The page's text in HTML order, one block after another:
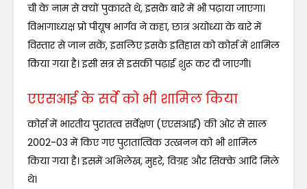
ची के नाम से क्यों पुकारते थे, इसके बारे में भी पढ़ाया जाएगा।
विभागाध्यक्ष प्रो पीयूष भार्गव ने कहा, छात्र अयोध्या के बारे में
विस्तार से जान सकें, इसलिए इसके इतिहास को कोर्स में शामिल
किया गया है। इसी सत्र से इसकी पढ़ाई शुरू कर दी जाएगी।
एएसआई के सर्वे को भी शामिल किया
कोर्स में भारतीय पुरातत्व सर्वेक्षण (एएसआई) की ओर से साल
2002-03 में किए गए पुरातात्विक उत्खनन को भी शामिल
किया गया है। इसमें अभिलेख, मुहरे, विग्रह और सिक्के आदि मिले
थे।